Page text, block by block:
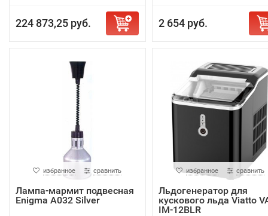
224 873,25 руб. 2 654 руб.
избранное сравнить
Лампа-мармит подвесная
Enigma A032 Silver
избранное сравнить
Льдогенератор для
кускового льда Viatto
IM-12BLR